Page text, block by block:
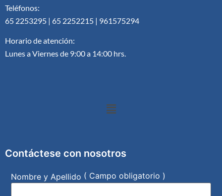
Teléfonos:
65 2253295 | 65 2252215 | 961575294
Horario de atención:
Lunes a Viernes de 9:00 a 14:00 hrs.
Contáctese con nosotros
Nombre y Apellido ( Campo obligatorio )